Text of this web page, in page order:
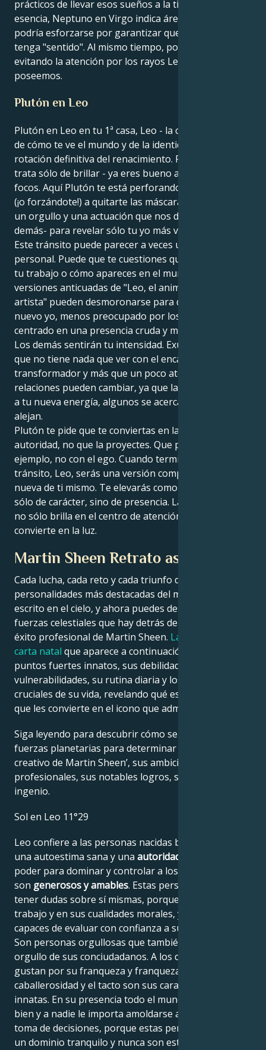
prácticos de llevar esos sueños a la tierra. En su
esencia, Neptuno en Virgo indica áreas en las que
podría esforzarse por garantizar que la creatividad
tenga "sentido". Al mismo tiempo, podría ser tímido,
evitando la atención por los rayos Leo que todos
poseemos.
Plutón en Leo
Plutón en Leo en tu 1ª casa, Leo - la casa de ti mismo,
de cómo te ve el mundo y de la identidad. Esta es la
rotación definitiva del renacimiento. Para ti, no se
trata sólo de brillar - ya eres bueno acaparando los
focos. Aquí Plutón te está perforando, animándote
(¡o forzándote!) a quitarte las máscaras, la fachada -
un orgullo y una actuación que nos definen ante los
demás- para revelar sólo tu yo más verdadero.
Este tránsito puede parecer a veces una revolución
personal. Puede que te cuestiones quién eres, cuál es
tu trabajo o cómo apareces en el mundo. Las
versiones anticuadas de "Leo, el animador, el líder, el
artista" pueden desmoronarse para dar paso a un
nuevo yo, menos preocupado por los aplausos y más
centrado en una presencia cruda y magnética.
Los demás sentirán tu intensidad. Exudarás un poder
que no tiene nada que ver con el encanto: es certero,
transformador y más que un poco aterrador. Otras
relaciones pueden cambiar, ya que la gente responde
a tu nueva energía, algunos se acercan, otros se
alejan.
Plutón te pide que te conviertas en la figura de
autoridad, no que la proyectes. Que prediques con el
ejemplo, no con el ego. Cuando termine este
tránsito, Leo, serás una versión completamente
nueva de ti mismo. Te elevarás como una fuerza, no
sólo de carácter, sino de presencia. La persona que
no sólo brilla en el centro de atención, sino que se
convierte en la luz.
Martin Sheen Retrato astrológico
Cada lucha, cada reto y cada triunfo de las
personalidades más destacadas del mundo está
escrito en el cielo, y ahora puedes descifrar las
fuerzas celestiales que hay detrás del encanto y el
éxito profesional de Martin Sheen. La lectura de la
carta natal que aparece a continuación describe sus
puntos fuertes innatos, sus debilidades, sus
vulnerabilidades, su rutina diaria y los momentos
cruciales de su vida, revelando qué es exactamente lo
que les convierte en el icono que admiramos.
Siga leyendo para descubrir cómo se alinean las
fuerzas planetarias para determinar el genio
creativo de Martin Sheen’, sus ambiciones
profesionales, sus notables logros, su sabiduría y su
ingenio.
Sol en Leo 11°29
Leo confiere a las personas nacidas bajo este signo
una autoestima sana y una autoridad natural
poder para dominar y controlar a los demás, pero
son generosos y amables. Estas personas no suelen
tener dudas sobre sí mismas, porque creen en su
trabajo y en sus cualidades morales, y también son
capaces de evaluar con confianza a sus homólogos.
Son personas orgullosas que también respetan el
orgullo de sus conciudadanos. A los demás les
gustan por su franqueza y franqueza. La
caballerosidad y el tacto son sus características
innatas. En su presencia todo el mundo se siente
bien y a nadie le importa amoldarse a su liderazgo y
toma de decisiones, porque estas personas destilan
un dominio tranquilo y nunca son estrechas de miras.